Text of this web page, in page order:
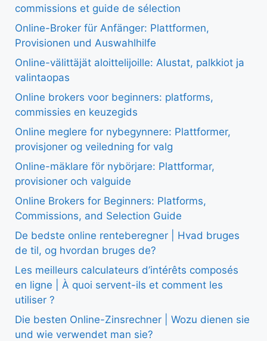
commissions et guide de sélection
Online-Broker für Anfänger: Plattformen,
Provisionen und Auswahlhilfe
Online-välittäjät aloittelijoille: Alustat, palkkiot ja
valintaopas
Online brokers voor beginners: platforms,
commissies en keuzegids
Online meglere for nybegynnere: Plattformer,
provisjoner og veiledning for valg
Online-mäklare för nybörjare: Plattformar,
provisioner och valguide
Online Brokers for Beginners: Platforms,
Commissions, and Selection Guide
De bedste online renteberegner | Hvad bruges
de til, og hvordan bruges de?
Les meilleurs calculateurs d’intérêts composés
en ligne | À quoi servent-ils et comment les
utiliser ?
Die besten Online-Zinsrechner | Wozu dienen sie
und wie verwendet man sie?